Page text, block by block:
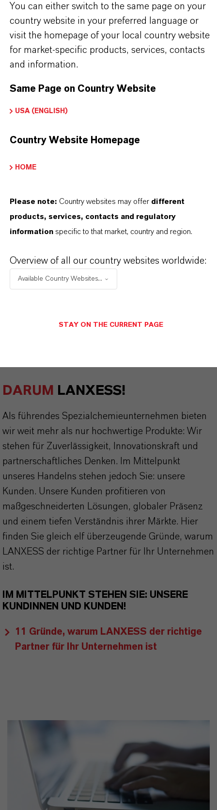
PRODUKTANWENDUNGEN
PRODUKTDATENBLÄTTER
Hier können die Produktdatenblätter
Nach Auswahl des Dropdowns erscheint ein
SPRACHE AUSWÄHLEN
Sicherheitsdatenblatt
RECHTSRAUM AUSWÄHLEN
DARUM LANXESS!
Als führendes Spezialchemieunternehmen bieten
wir weit mehr als nur hochwertige Produkte: Wir
stehen für Zuverlässigkeit, Innovationskraft und
partnerschaftliches Denken. Im Mittelpunkt
unseres Handelns stehen jedoch Sie: unsere
Kunden. Unsere Kunden profitieren von
maßgeschneiderten Lösungen, globaler Präsenz
und einem tiefen Verständnis ihrer Märkte. Hier
finden Sie gleich elf überzeugende Gründe, warum
LANXESS der richtige Partner für Ihr Unternehmen
ist.
IM MITTELPUNKT STEHEN SIE: UNSERE
KUNDINNEN UND KUNDEN!
11 Gründe, warum LANXESS der richtige
Partner für Ihr Unternehmen ist
You can either switch to the same page on your
country website in your preferred language or
visit the homepage of your local country website
for market-specific products, services, contacts
and information.
Same Page on Country Website
USA (ENGLISH)
Country Website Homepage
HOME
Please note: Country websites may offer different
products, services, contacts and regulatory
information specific to that market, country and region.
Overview of all our country websites worldwide:
Available Country Websites...
STAY ON THE CURRENT PAGE